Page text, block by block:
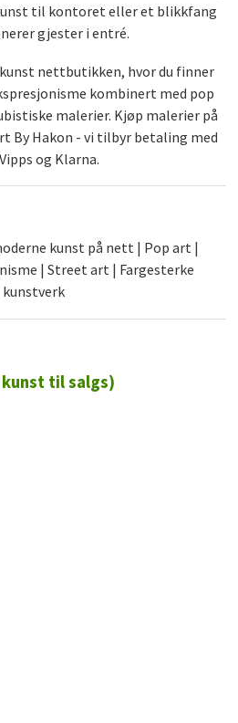
til kontoret eller et blikkfang
gjester i entré.
nettbutikken, hvor du finner
kombinert med pop
malerier. Kjøp malerier på
By Hakon - vi tilbyr betaling med
og Klarna.
kunst på nett | Pop art |
| Street art | Fargesterke
kunstverk
til salgs)